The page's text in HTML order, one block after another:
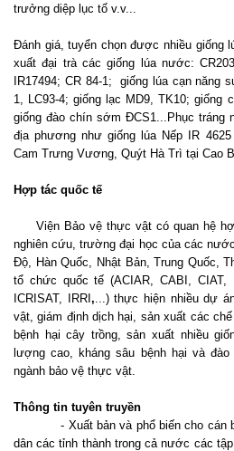
trưởng diệp lục tố v.v...
Đánh giá, tuyển chọn được nhiều giống
xuất đại trà các giống lúa nước:
IR17494; CR 84-1; giống lúa cạn năng
1, LC93-4; giống lạc MD9, TK10; giống
giống đào chín sớm ĐCS1...Phục tráng
địa phương như giống lúa Nếp IR
Cam Trưng Vương, Quýt Hà Trì tại Cao
Hợp tác quốc tế
Viện Bảo vệ thực vật có quan hệ
nghiên cứu, trường đại học của các
Độ, Hàn Quốc, Nhật Bản, Trung Quốc,
tổ chức quốc tế (ACIAR, CABI, CIAT,
ICRISAT, IRRI, ...) thực hiện nhiều dự
vật, giám định dịch hại, sản xuất các
bệnh hại cây trồng, sản xuất nhiều
lượng cao, kháng sâu bệnh hại và
ngành bảo vệ thực vật.
Thông tin tuyên truyền
- Xuất bản và phổ biến cho cán bộ
dân các tỉnh thành trong cả nước các